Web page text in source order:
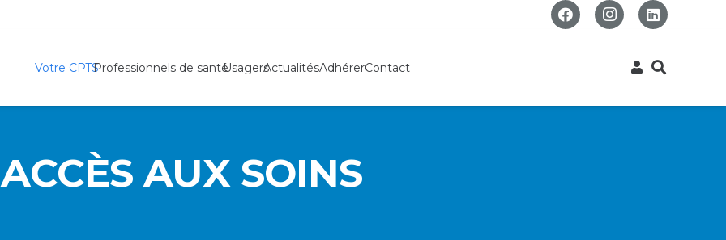
Votre CPTSProfessionnels de santéUsagersActualitésAdhérerContact
ACCÈS AUX SOINS